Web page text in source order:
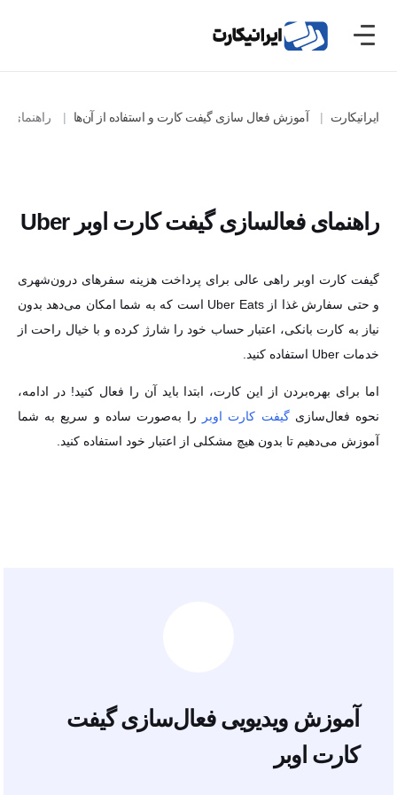
ایرانیکارت آموزش فعال سازی گیفت کارت و استفاده از آن‌ها راهنمای
راهنمای فعالسازی گیفت کارت اوبر Uber
گیفت کارت اوبر راهی عالی برای پرداخت هزینه سفرهای درون‌شهری و حتی
سفارش غذا از Uber Eats است که به شما امکان می‌دهد بدون نیاز به کارت
بانکی، اعتبار حساب خود را شارژ کرده و با خیال راحت از خدمات Uber
استفاده کنید.
اما برای بهره‌بردن از این کارت، ابتدا باید آن را فعال کنید! در ادامه، نحوه
فعال‌سازیگیفت کارت اوبررا به‌صورت ساده و سریع به شما آموزش
می‌دهیم تا بدون هیچ مشکلی از اعتبار خود استفاده کنید.
آموزش ویدیویی فعال‌سازی گیفت
کارت اوبر